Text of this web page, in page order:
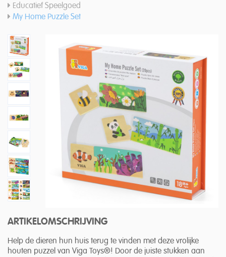
Educatief Speelgoed
My Home Puzzle Set
ARTIKELOMSCHRIJVING
Help de dieren hun huis terug te vinden met deze vrolijke
houten puzzel van Viga Toys®! Door de juiste stukken aan